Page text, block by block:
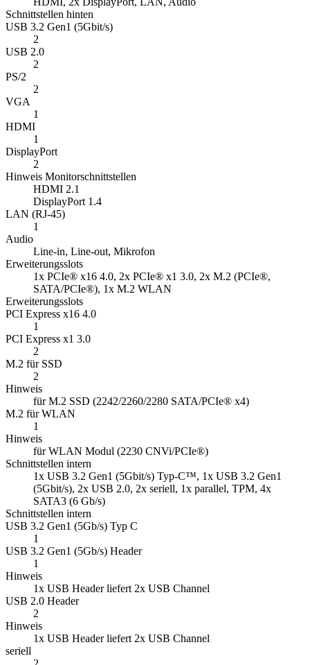
Schnittstellen hinten
USB 3.2 Gen1 (5Gbit/s)
2
USB 2.0
2
PS/2
2
VGA
1
HDMI
1
DisplayPort
2
Hinweis Monitorschnittstellen
HDMI 2.1
DisplayPort 1.4
LAN (RJ-45)
1
Audio
Line-in, Line-out, Mikrofon
Erweiterungsslots
1x PCIe® x16 4.0, 2x PCIe® x1 3.0, 2x M.2 (PCIe®,
SATA/PCIe®), 1x M.2 WLAN
Erweiterungsslots
PCI Express x16 4.0
1
PCI Express x1 3.0
2
M.2 für SSD
2
Hinweis
für M.2 SSD (2242/2260/2280 SATA/PCIe® x4)
M.2 für WLAN
1
Hinweis
für WLAN Modul (2230 CNVi/PCIe®)
Schnittstellen intern
1x USB 3.2 Gen1 (5Gbit/s) Typ-C™, 1x USB 3.2 Gen1
(5Gbit/s), 2x USB 2.0, 2x seriell, 1x parallel, TPM, 4x
SATA3 (6 Gb/s)
Schnittstellen intern
USB 3.2 Gen1 (5Gb/s) Typ C
1
USB 3.2 Gen1 (5Gb/s) Header
1
Hinweis
1x USB Header liefert 2x USB Channel
USB 2.0 Header
2
Hinweis
1x USB Header liefert 2x USB Channel
seriell